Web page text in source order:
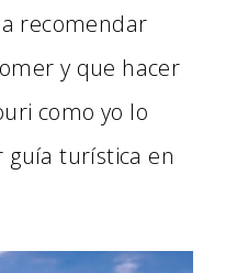
recomendar
y que hacer
como yo lo
guía turística en